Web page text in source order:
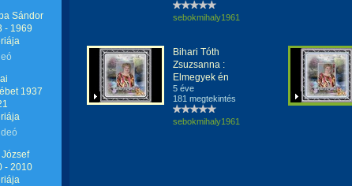
Sándor
- 1969
1937
József
- 2010
sebokmihaly1961
Bihari Tóth
Zsuzsanna :
Elmegyek én
5 éve
181 megtekintés
sebokmihaly1961